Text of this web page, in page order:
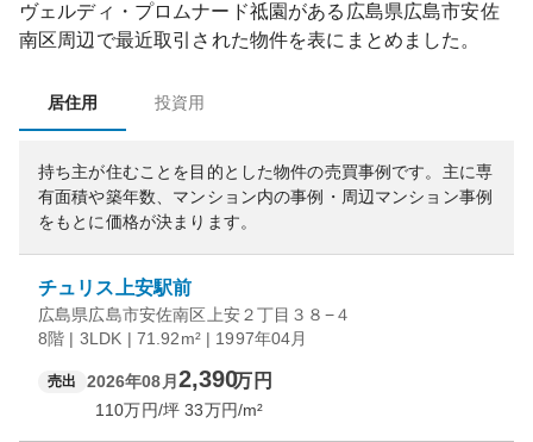
ヴェルディ・プロムナード祗園 がある 広島県広島市安佐
南区周辺で最近取引された物件を表にまとめました。
居住用 投資用
持ち主が住むことを目的とした物件の売買事例です。 主に専
有面積や築年数、マンション内の事例・周辺マンション事例
をもとに価格が決まります。
チュリス上安駅前
広島県広島市安佐南区上安２丁目３８−４
8階 | 3LDK | 71.92m² | 1997年04月
売出 2026年08月 2,390万円
110万円/坪 33万円/m²